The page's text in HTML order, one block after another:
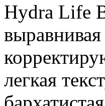
Hydra Life
легкая